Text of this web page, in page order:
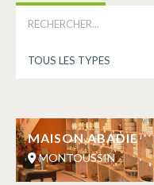
MAISON ABADIE
MONTOUSSIN